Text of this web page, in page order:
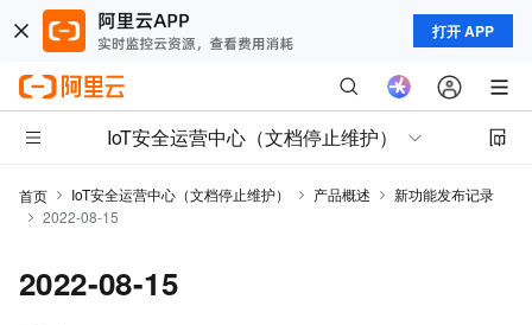
打开 APP
IoT安全运营中心（文档停止维护）
首页 IoT安全运营中心（文档停止维护） 产品概述
新功能发布记录
2022-08-15
2022-08-15